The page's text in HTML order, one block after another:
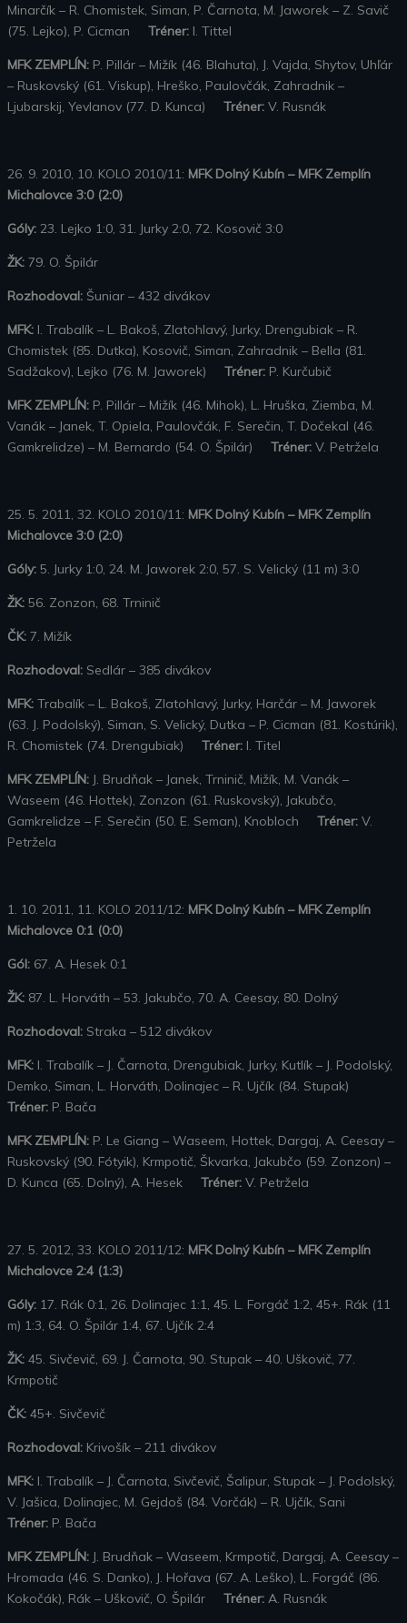
Minarčík – R. Chomistek, Siman, P. Čarnota, M. Jaworek – Z. Savič
(75. Lejko), P. Cicman Tréner: I. Tittel
MFK ZEMPLÍN: P. Pillár – Mižík (46. Blahuta), J. Vajda, Shytov, Uhľár
– Ruskovský (61. Viskup), Hreško, Paulovčák, Zahradnik –
Ljubarskij, Yevlanov (77. D. Kunca)
Tréner: V. Rusnák
26. 9. 2010, 10. KOLO 2010/11: MFK Dolný Kubín – MFK Zemplín
Michalovce 3:0 (2:0)
Góly: 23. Lejko 1:0, 31. Jurky 2:0, 72. Kosovič 3:0
ŽK: 79. O. Špilár
Rozhodoval: Šuniar – 432 divákov
MFK: I. Trabalík – L. Bakoš, Zlatohlavý, Jurky, Drengubiak – R.
Chomistek (85. Dutka), Kosovič, Siman, Zahradnik – Bella (81.
Sadžakov), Lejko (76. M. Jaworek)
Tréner: P. Kurčubič
MFK ZEMPLÍN: P. Pillár – Mižík (46. Mihok), L. Hruška, Ziemba, M.
Vanák – Janek, T. Opiela, Paulovčák, F. Serečin, T. Dočekal (46.
Gamkrelidze) – M. Bernardo (54. O. Špilár)
Tréner: V. Petržela
25. 5. 2011, 32. KOLO 2010/11: MFK Dolný Kubín – MFK Zemplín
Michalovce 3:0 (2:0)
Góly: 5. Jurky 1:0, 24. M. Jaworek 2:0, 57. S. Velický (11 m) 3:0
ŽK: 56. Zonzon, 68. Trninič
ČK: 7. Mižík
Rozhodoval: Sedlár – 385 divákov
MFK: Trabalík – L. Bakoš, Zlatohlavý, Jurky, Harčár – M. Jaworek
(63. J. Podolský), Siman, S. Velický, Dutka – P. Cicman (81. Kostúrik),
R. Chomistek (74. Drengubiak)
Tréner: I. Titel
MFK ZEMPLÍN: J. Brudňak – Janek, Trninič, Mižík, M. Vanák –
Waseem (46. Hottek), Zonzon (61. Ruskovský), Jakubčo,
Gamkrelidze – F. Serečin (50. E. Seman), Knobloch
Tréner: V.
Petržela
1. 10. 2011, 11. KOLO 2011/12: MFK Dolný Kubín – MFK Zemplín
Michalovce 0:1 (0:0)
Gól: 67. A. Hesek 0:1
ŽK: 87. L. Horváth – 53. Jakubčo, 70. A. Ceesay, 80. Dolný
Rozhodoval: Straka – 512 divákov
MFK: I. Trabalík – J. Čarnota, Drengubiak, Jurky, Kutlík – J. Podolský,
Demko, Siman, L. Horváth, Dolinajec – R. Ujčík (84. Stupak)
Tréner: P. Bača
MFK ZEMPLÍN: P. Le Giang – Waseem, Hottek, Dargaj, A. Ceesay –
Ruskovský (90. Fótyik), Krmpotič, Škvarka, Jakubčo (59. Zonzon) –
D. Kunca (65. Dolný), A. Hesek
Tréner: V. Petržela
27. 5. 2012, 33. KOLO 2011/12: MFK Dolný Kubín – MFK Zemplín
Michalovce 2:4 (1:3)
Góly: 17. Rák 0:1, 26. Dolinajec 1:1, 45. L. Forgáč 1:2, 45+. Rák (11
m) 1:3, 64. O. Špilár 1:4, 67. Ujčík 2:4
ŽK: 45. Sivčevič, 69. J. Čarnota, 90. Stupak – 40. Uškovič, 77.
Krmpotič
ČK: 45+. Sivčevič
Rozhodoval: Krivošík – 211 divákov
MFK: I. Trabalík – J. Čarnota, Sivčevič, Šalipur, Stupak – J. Podolský,
V. Jašica, Dolinajec, M. Gejdoš (84. Vorčák) – R. Ujčík, Sani
Tréner: P. Bača
MFK ZEMPLÍN: J. Brudňak – Waseem, Krmpotič, Dargaj, A. Ceesay –
Hromada (46. S. Danko), J. Hořava (67. A. Leško), L. Forgáč (86.
Kokočák), Rák – Uškovič, O. Špilár Tréner: A. Rusnák